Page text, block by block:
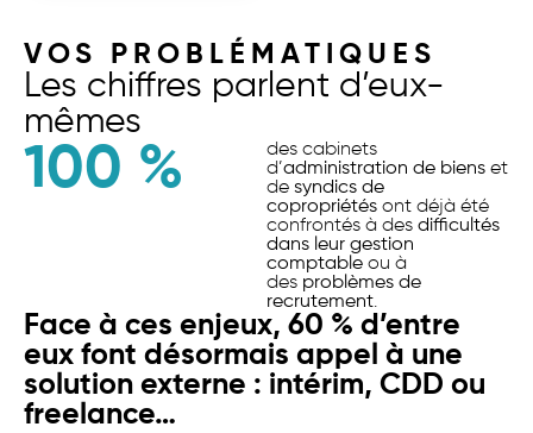
VOS PROBLÉMATIQUES
Les chiffres parlent d’eux-
mêmes
100 %
des cabinets
d’administration de biens et
de syndics de
copropriétés ont déjà été
confrontés à des difficultés
dans leur gestion
comptable ou à
des problèmes de
recrutement.
Face à ces enjeux, 60 % d’entre
eux font désormais appel à une
solution externe : intérim, CDD ou
freelance…